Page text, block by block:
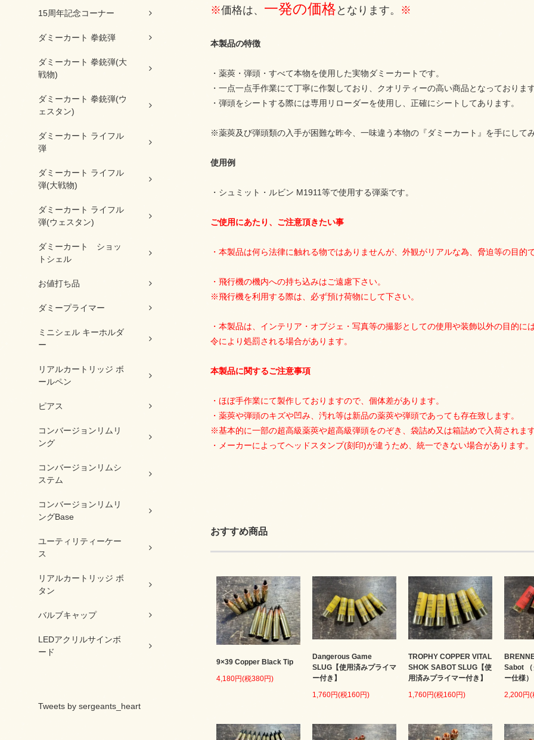
15周年記念コーナー
ダミーカート 拳銃弾
ダミーカート 拳銃弾(大
戦物)
ダミーカート 拳銃弾(ウ
ェスタン)
ダミーカート ライフル
弾
ダミーカート ライフル
弾(大戦物)
ダミーカート ライフル
弾(ウェスタン)
ダミーカート ショッ
トシェル
お値打ち品
ダミープライマー
ミニシェル キーホルダ
ー
リアルカートリッジ ボ
ールペン
ピアス
コンバージョンリムリ
ング
コンバージョンリムシ
ステム
コンバージョンリムリ
ングBase
ユーティリティーケー
ス
リアルカートリッジ ボ
タン
バルブキャップ
LEDアクリルサインボ
ード
Tweets by sergeants_heart
※価格は、 一発の価格 となります。 ※
本製品の特徴
・薬莢・弾頭・すべて本物を使用した実物ダミーカートです。
・一点一点手作業にて丁寧に作製しており、クオリティーの高い商品となっておりま
・弾頭をシートする際には専用リローダーを使用し、正確にシートしてあります。
※薬莢及び弾頭類の入手が困難な昨今、一味違う本物の『ダミーカート』を手にして
使用例
・シュミット・ルビン M1911等で使用する弾薬です。
ご使用にあたり、ご注意頂きたい事
・本製品は何ら法律に触れる物ではありませんが、外観がリアルな為、脅迫等の目的
・飛行機の機内への持ち込みはご遠慮下さい。
※飛行機を利用する際は、必ず預け荷物にして下さい。
・本製品は、インテリア・オブジェ・写真等の撮影としての使用や装飾以外の目的
令により処罰される場合があります。
本製品に関するご注意事項
・ほぼ手作業にて製作しておりますので、個体差があります。
・薬莢や弾頭のキズや凹み、汚れ等は新品の薬莢や弾頭であっても存在致します。
※基本的に一部の超高級薬莢や超高級弾頭をのぞき、袋詰め又は箱詰めで入荷されま
・メーカーによってヘッドスタンプ(刻印)が違うため、統一できない場合があります。
おすすめ商品
9×39 Copper Black Tip
4,180円(税380円)
Dangerous Game
SLUG【使用済みプライマ
ー付き】
1,760円(税160円)
TROPHY COPPER VITAL
SHOK SABOT SLUG【使
用済みプライマー付き】
1,760円(税160円)
Sabot
ー仕様）
2,200円(